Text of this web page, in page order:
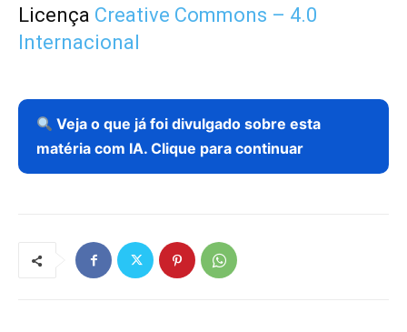
Licença Creative Commons – 4.0
Internacional
Veja o que já foi divulgado sobre esta
matéria com IA. Clique para continuar